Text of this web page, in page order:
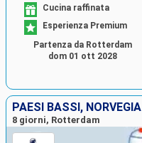
Cucina raffinata
Esperienza Premium
Partenza da Rotterdam
dom 01 ott 2028
PAESI BASSI, NORVEGIA
8 giorni, Rotterdam